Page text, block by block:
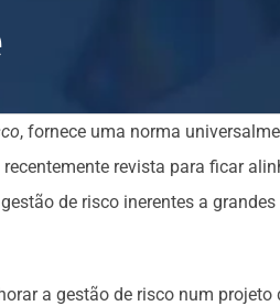
, fornece uma norma
revista para ficar
de risco inerentes a
a gestão de risco num